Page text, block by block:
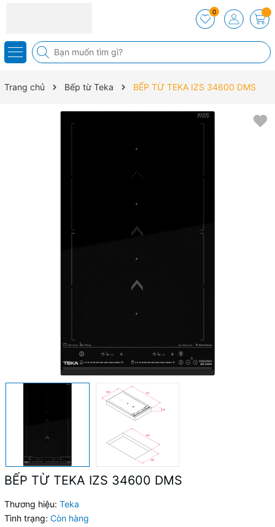
0
Trang chủ Bếp từ Teka BẾP TỪ TEKA IZS 34600 DMS
BẾP TỪ TEKA IZS 34600 DMS
Thương hiệu: Teka
Tình trạng: Còn hàng